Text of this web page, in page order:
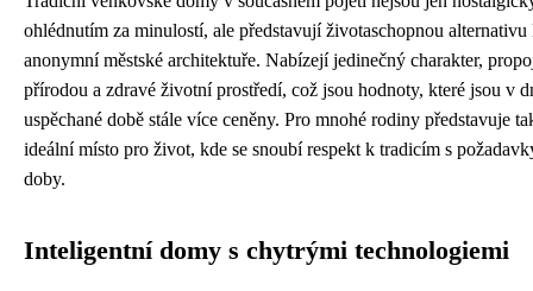
ohlédnutím za minulostí, ale představují životaschopnou alternativu
anonymní městské architektuře. Nabízejí jedinečný charakter,
přírodou a zdravé životní prostředí, což jsou hodnoty, které jsou v
uspěchané době stále více ceněny. Pro mnohé rodiny představuje
ideální místo pro život, kde se snoubí respekt k tradicím s
doby.
Inteligentní domy s chytrými technologiemi